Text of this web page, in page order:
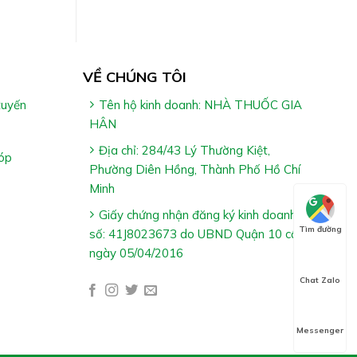
Đế
tối
VỀ CHÚNG TÔI
Tên hộ kinh doanh: NHÀ THUỐC GIA
HÂN
Địa chỉ: 284/43 Lý Thường Kiệt,
Phường Diên Hồng, Thành Phố Hồ Chí
Minh
Giấy chứng nhận đăng ký kinh doanh
số: 41J8023673 do UBND Quận 10 cấp
ngày 05/04/2016
Tìm đường
Chat Zalo
Messenger